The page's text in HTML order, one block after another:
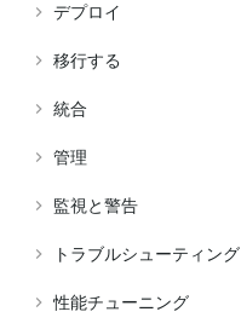
デプロイ
移行する
統合
管理
監視と警告
トラブルシューティング
性能チューニング